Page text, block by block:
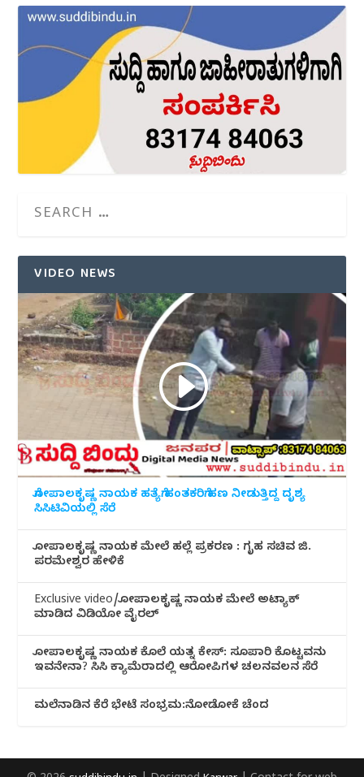
VIDEO NEWS
ಗೋಪಾಲಕೃಷ್ಣ ನಾಯಕ ಹತ್ಯೆಗೆ ಹಂತಕರಿಗೆ ಹಣ ನೀಡುತ್ತಿದ್ದ ದೃಶ್ಯ
ಸಿಸಿಟಿವಿಯಲ್ಲಿ ಸೆರೆ
ಗೋಪಾಲಕೃಷ್ಣ ನಾಯಕ ಮೇಲೆ ಹಲ್ಲೆ ಪ್ರಕರಣ : ಗೃಹ ಸಚಿವ ಜಿ.
ಪರಮೇಶ್ವರ ಹೇಳಿಕೆ
Exclusive video/ಗೋಪಾಲಕೃಷ್ಣ ನಾಯಕ ಮೇಲೆ ಅಟ್ಯಾಕ್
ಮಾಡಿದ ವಿಡಿಯೋ ವೈರಲ್
ಗೋಪಾಲಕೃಷ್ಣ ನಾಯಕ ಕೊಲೆ ಯತ್ನ ಕೇಸ್: ಸೂಪಾರಿ ಕೊಟ್ಟವನು
ಇವನೇನಾ? ಸಿಸಿ ಕ್ಯಾಮೆರಾದಲ್ಲಿ ಆರೋಪಿಗಳ ಚಲನವಲನ ಸೆರೆ
ಮಲೆನಾಡಿ‌ನ ಕೆರೆ ಭೇಟೆ ಸಂಭ್ರಮ:ನೋಡೋಕೆ ಚೆಂದ